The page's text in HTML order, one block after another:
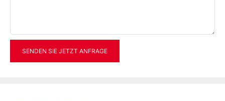
SENDEN SIE JETZT ANFRAGE